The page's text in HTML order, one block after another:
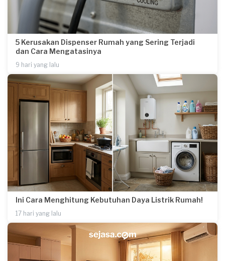
5 Kerusakan Dispenser Rumah yang Sering Terjadi
dan Cara Mengatasinya
9 hari yang lalu
Ini Cara Menghitung Kebutuhan Daya Listrik Rumah!
17 hari yang lalu